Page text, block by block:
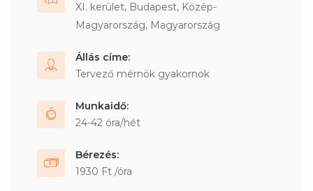
XI. kerület, Budapest, Közép-
Magyarország, Magyarország
Állás címe:
Tervező mérnök gyakornok
Munkaidő:
24-42 óra/hét
Bérezés:
1930 Ft /óra